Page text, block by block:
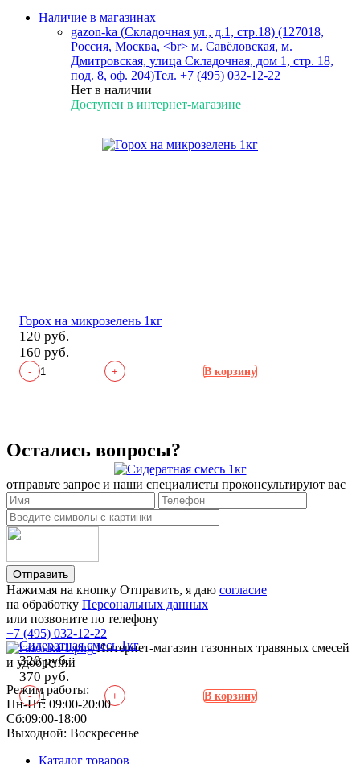
Наличие в магазинах
gazon-ka (Складочная ул., д.1, стр.18) (127018,
Россия, Москва, <br> м. Савёловская, м.
Дмитровская, улица Складочная, дом 1, стр. 18,
под. 8, оф. 204)Тел. +7 (495) 032-12-22
Нет в наличии
Доступен в интернет-магазине
Горох на микрозелень 1кг
120 руб.
160 руб.
- + В корзину
Сидератная смесь 1кг
320 руб.
370 руб.
- + В корзину
Остались вопросы?
отправьте запрос и наши специалисты проконсультируют вас
Отправить
Нажимая на кнопку Отправить, я даю согласие
на обработку Персональных данных
или позвоните по телефону
+7 (495) 032-12-22
Интернет-магазин газонных травяных смесей
и удобрений
Режим работы:
Пн-Пт: 09:00-20:00
Сб:09:00-18:00
Выходной: Воскресенье
Каталог товаров